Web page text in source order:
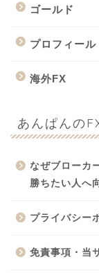
ゴールド
プロフィール
海外FX
あんぱんの
なぜブローカ
勝ちたい人へ
プライバシー
免責事項・当